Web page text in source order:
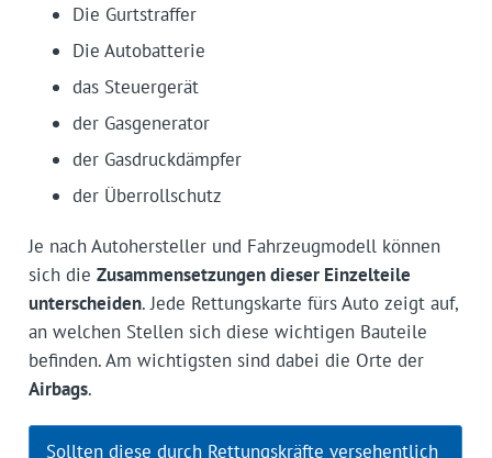
Die Gurtstraffer
Die Autobatterie
das Steuergerät
der Gasgenerator
der Gasdruckdämpfer
der Überrollschutz
Je nach Autohersteller und Fahrzeugmodell können
sich die Zusammensetzungen dieser Einzelteile
unterscheiden. Jede Rettungskarte fürs Auto zeigt auf,
an welchen Stellen sich diese wichtigen Bauteile
befinden. Am wichtigsten sind dabei die Orte der
Airbags.
Sollten diese durch Rettungskräfte versehentlich